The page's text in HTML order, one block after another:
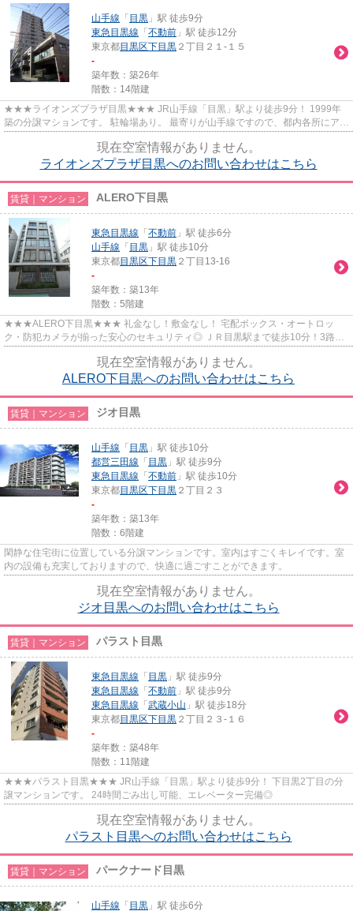
山手線 「 目黒 」駅 徒歩9分
東急目黒線 「 不動前 」駅 徒歩12分
東京都目黒区下目黒 ２丁目２１-１５
-
築年数：築26年
階数：14階建
★★★ライオンズプラザ目黒★★★ JR山手線「目黒」駅より徒歩9分！ 1999年
築の分譲マションです。 駐輪場あり。 最寄りが山手線ですので、都内各所にアク
現在空室情報がありません。
ライオンズプラザ目黒へのお問い合わせはこちら
賃貸｜マンション ALERO下目黒
東急目黒線 「 不動前 」駅 徒歩6分
山手線 「 目黒 」駅 徒歩10分
東京都目黒区下目黒 ２丁目13-16
-
築年数：築13年
階数：5階建
★★★ALERO下目黒★★★ 礼金なし！敷金なし！ 宅配ボックス・オートロッ
ク・防犯カメラが揃った安心のセキュリティ◎ ＪＲ目黒駅まで徒歩10分！3路線
現在空室情報がありません。
ALERO下目黒へのお問い合わせはこちら
賃貸｜マンション ジオ目黒
山手線 「 目黒 」駅 徒歩10分
都営三田線 「 目黒 」駅 徒歩9分
東急目黒線 「 不動前 」駅 徒歩10分
東京都目黒区下目黒 ２丁目２３
-
築年数：築13年
階数：6階建
閑静な住宅街に位置している分譲マンションです。室内はすごくキレイです。室
内の設備も充実しておりますので、快適に過ごすことができます。
現在空室情報がありません。
ジオ目黒へのお問い合わせはこちら
賃貸｜マンション パラスト目黒
東急目黒線 「 目黒 」駅 徒歩9分
東急目黒線 「 不動前 」駅 徒歩9分
東急目黒線 「 武蔵小山 」駅 徒歩18分
東京都目黒区下目黒 ２丁目２３-１６
-
築年数：築48年
階数：11階建
★★★パラスト目黒★★★ JR山手線「目黒」駅より徒歩9分！ 下目黒2丁目の分
譲マンションです。 24時間ごみ出し可能、エレベーター完備◎
現在空室情報がありません。
パラスト目黒へのお問い合わせはこちら
賃貸｜マンション パークナード目黒
山手線 「 目黒 」駅 徒歩6分